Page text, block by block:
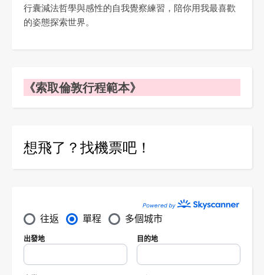
行囊減法哲學與感性的自我覺察練習，陪你用我最喜歡
的姿態探索世界。
《索取倫敦行程範本》
想飛了？找機票吧！